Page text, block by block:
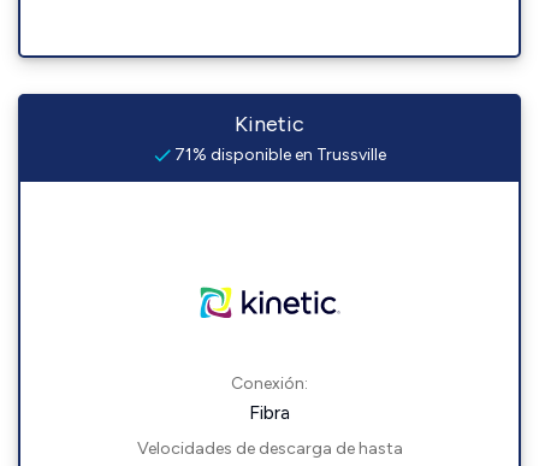
Kinetic
71% disponible en Trussville
Conexión:
Fibra
Velocidades de descarga de hasta